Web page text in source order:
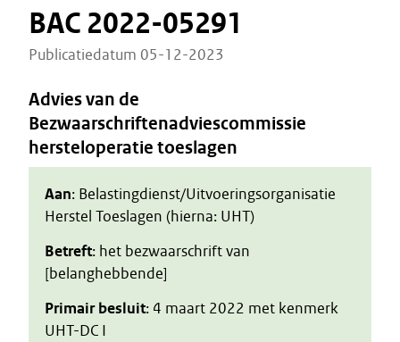
BAC 2022-05291
Publicatiedatum 05-12-2023
Advies van de
Bezwaarschriftenadviescommissie
hersteloperatie toeslagen
Aan: Belastingdienst/Uitvoeringsorganisatie
Herstel Toeslagen (hierna: UHT)
Betreft: het bezwaarschrift van
[belanghebbende]
Primair besluit: 4 maart 2022 met kenmerk
UHT-DC I